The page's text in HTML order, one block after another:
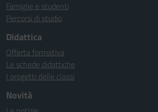
Famiglie e studenti
Percorsi di studio
Didattica
Offerta formativa
Le schede didattiche
I progetti delle classi
Novità